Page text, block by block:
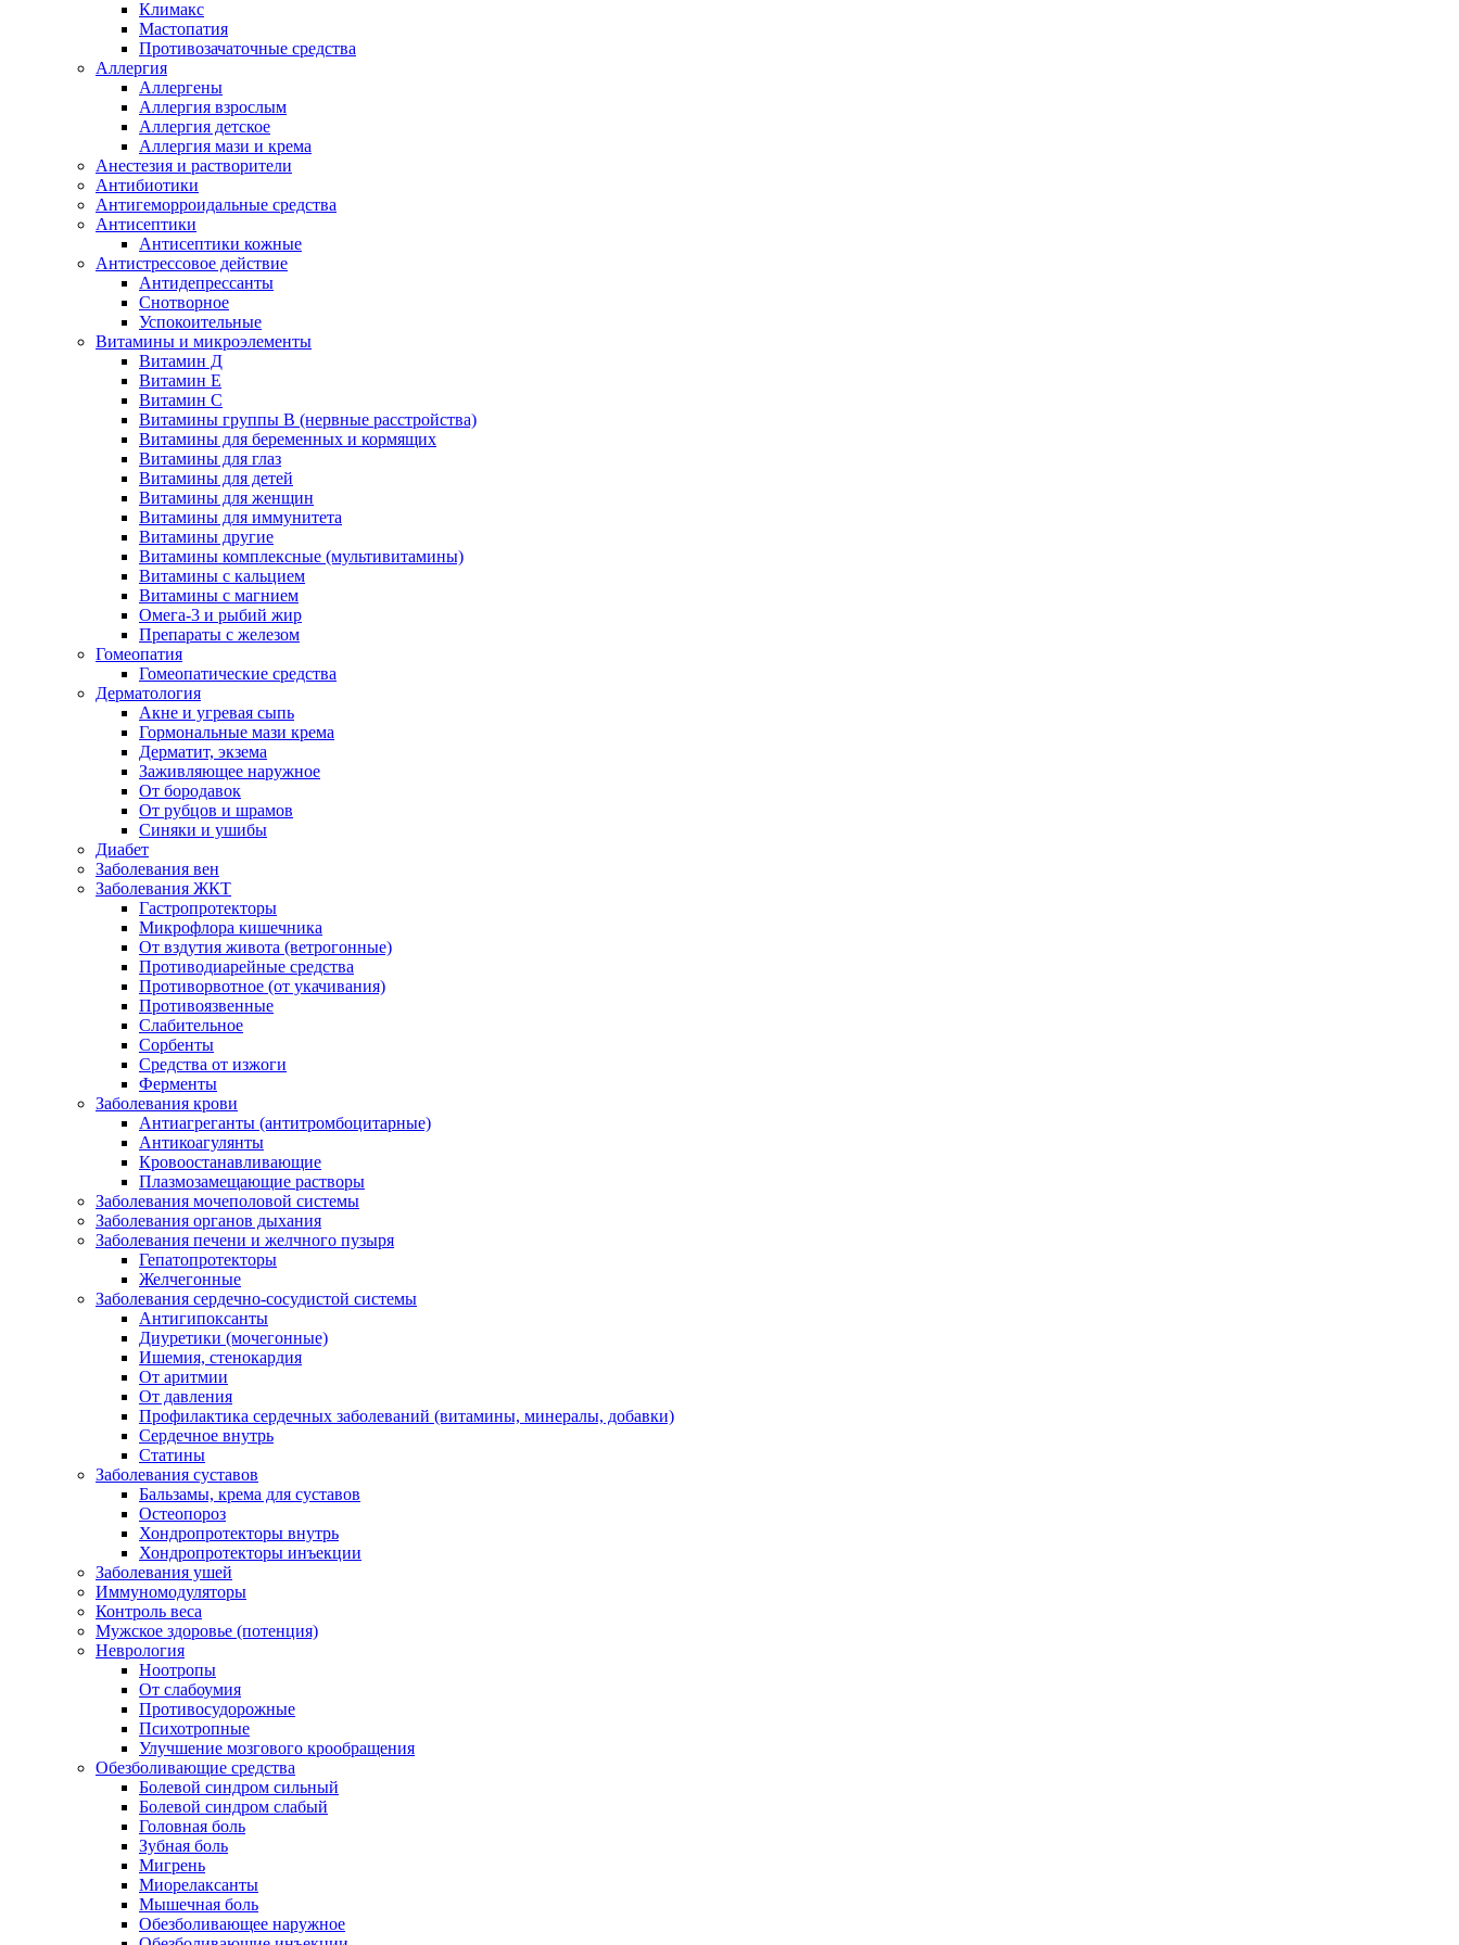
Климакс
Мастопатия
Противозачаточные средства
Аллергия
Аллергены
Аллергия взрослым
Аллергия детское
Аллергия мази и крема
Анестезия и растворители
Антибиотики
Антигеморроидальные средства
Антисептики
Антисептики кожные
Антистрессовое действие
Антидепрессанты
Снотворное
Успокоительные
Витамины и микроэлементы
Витамин Д
Витамин Е
Витамин С
Витамины группы В (нервные расстройства)
Витамины для беременных и кормящих
Витамины для глаз
Витамины для детей
Витамины для женщин
Витамины для иммунитета
Витамины другие
Витамины комплексные (мультивитамины)
Витамины с кальцием
Витамины с магнием
Омега-3 и рыбий жир
Препараты с железом
Гомеопатия
Гомеопатические средства
Дерматология
Акне и угревая сыпь
Гормональные мази крема
Дерматит, экзема
Заживляющее наружное
От бородавок
От рубцов и шрамов
Синяки и ушибы
Диабет
Заболевания вен
Заболевания ЖКТ
Гастропротекторы
Микрофлора кишечника
От вздутия живота (ветрогонные)
Противодиарейные средства
Противорвотное (от укачивания)
Противоязвенные
Слабительное
Сорбенты
Средства от изжоги
Ферменты
Заболевания крови
Антиагреганты (антитромбоцитарные)
Антикоагулянты
Кровоостанавливающие
Плазмозамещающие растворы
Заболевания мочеполовой системы
Заболевания органов дыхания
Заболевания печени и желчного пузыря
Гепатопротекторы
Желчегонные
Заболевания сердечно-сосудистой системы
Антигипоксанты
Диуретики (мочегонные)
Ишемия, стенокардия
От аритмии
От давления
Профилактика сердечных заболеваний (витамины, минералы, добавки)
Сердечное внутрь
Статины
Заболевания суставов
Бальзамы, крема для суставов
Остеопороз
Хондропротекторы внутрь
Хондропротекторы инъекции
Заболевания ушей
Иммуномодуляторы
Контроль веса
Мужское здоровье (потенция)
Неврология
Ноотропы
От слабоумия
Противосудорожные
Психотропные
Улучшение мозгового крообращения
Обезболивающие средства
Болевой синдром сильный
Болевой синдром слабый
Головная боль
Зубная боль
Мигрень
Миорелаксанты
Мышечная боль
Обезболивающее наружное